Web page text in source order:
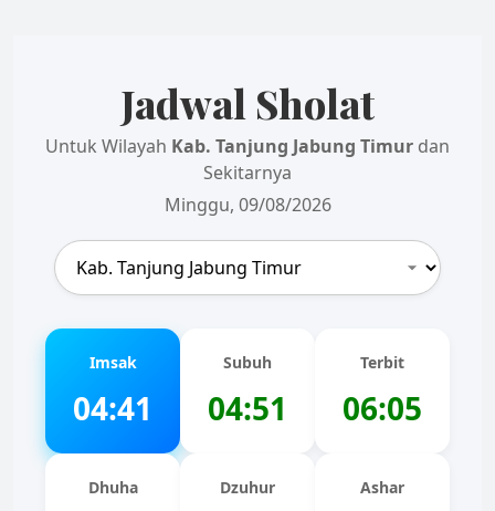
Jadwal Sholat
Untuk Wilayah Kab. Tanjung Jabung Timur dan
Sekitarnya
Minggu, 09/08/2026
Imsak
04:41
Subuh
04:51
Terbit
06:05
Dhuha Dzuhur Ashar